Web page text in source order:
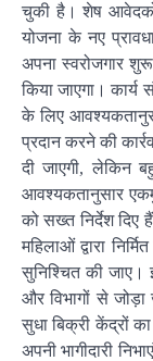
चुकी है। शेष आवेदकों
योजना के नए
अपना स्वरोजगार
किया जाएगा।
के लिए
प्रदान करने की
दी जाएगी, लेकिन
आवश्यकतानुसार
को सख्त निर्देश दिए
महिलाओं द्वारा
सुनिश्चित की जाए।
और विभागों से जोड़ा
सुधा बिक्री केंद्रों
अपनी भागीदारी